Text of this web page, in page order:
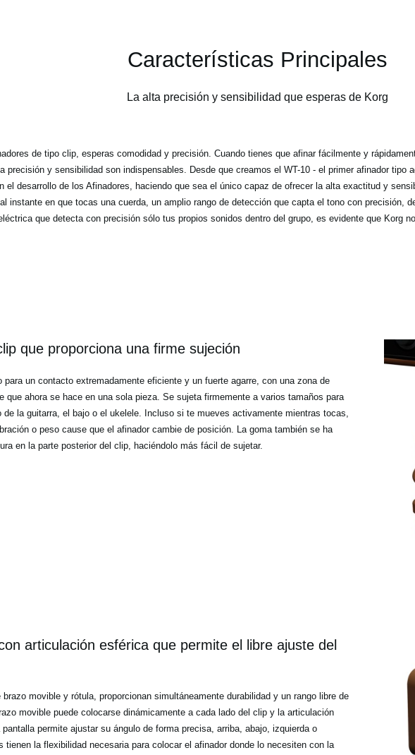
Características Principales
La alta precisión y sensibilidad que esperas de Korg
de tipo clip, esperas comodidad y precisión. Cuando tienes que afinar fácilmente y
precisión y sensibilidad son indispensables. Desde que creamos el WT-10 - el primer afinador tipo
el desarrollo de los Afinadores, haciendo que sea el único capaz de ofrecer la alta exactitud y
instante en que tocas una cuerda, un amplio rango de detección que capta el tono con precisión,
que detecta con precisión sólo tus propios sonidos dentro del grupo, es evidente que Korg
que proporciona una firme sujeción
para un contacto extremadamente eficiente y un fuerte agarre, con una zona de
que ahora se hace en una sola pieza. Se sujeta firmemente a varios tamaños para
de la guitarra, el bajo o el ukelele. Incluso si te mueves activamente mientras tocas,
o peso cause que el afinador cambie de posición. La goma también se ha
en la parte posterior del clip, haciéndolo más fácil de sujetar.
articulación esférica que permite el libre ajuste del
movible y rótula, proporcionan simultáneamente durabilidad y un rango libre de
movible puede colocarse dinámicamente a cada lado del clip y la articulación
permite ajustar su ángulo de forma precisa, arriba, abajo, izquierda o
tienen la flexibilidad necesaria para colocar el afinador donde lo necesiten con la